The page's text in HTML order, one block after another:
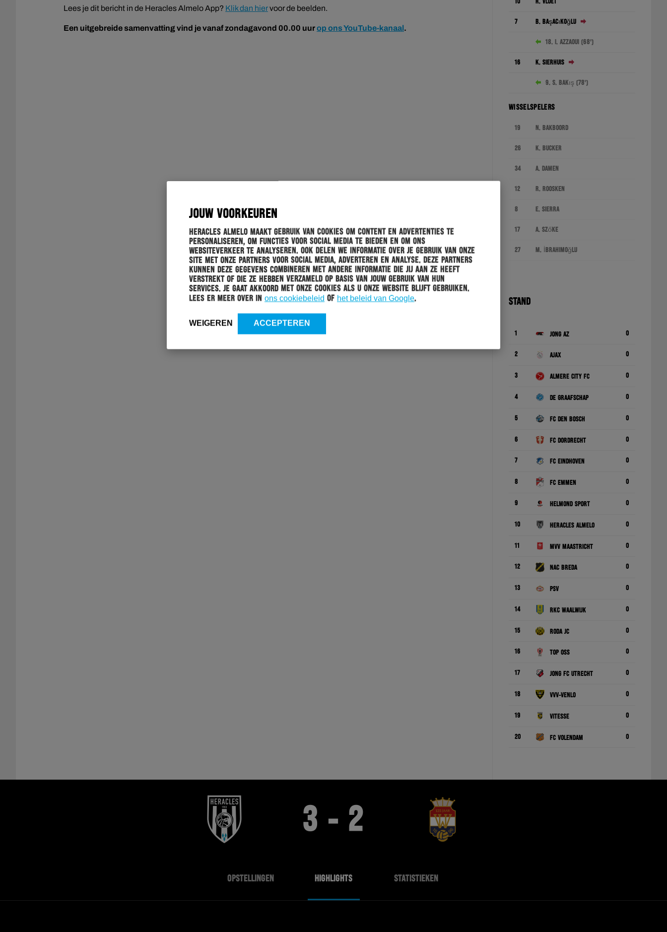
JOUW VOORKEUREN
Heracles Almelo maakt gebruik van cookies om content en advertenties te
personaliseren, om functies voor social media te bieden en om ons
websiteverkeer te analyseren. Ook delen we informatie over je gebruik van onze
site met onze partners voor social media, adverteren en analyse. Deze partners
kunnen deze gegevens combineren met andere informatie die jij aan ze heeft
verstrekt of die ze hebben verzameld op basis van jouw gebruik van hun
services. Je gaat akkoord met onze cookies als u onze website blijft gebruiken.
Lees er meer over in ons cookiebeleid of het beleid van Google.
WEIGEREN ACCEPTEREN
Lees je dit bericht in de Heracles Almelo App? Klik dan hiervoor de beelden.
Een uitgebreide samenvatting vind je vanaf zondagavond 00.00 uurop ons YouTube-kanaal.
7 B. Başaçıkoğlu
18. I. Azzaoui (68')
16 K. Sierhuis
9. S. Bakış (78')
WISSELSPELERS
19 N. Bakboord
26 K. Bucker
34 A. Damen
12 R. Roosken
8 E. Sierra
17 A. Szőke
27 M. İbrahimoğlu
STAND
1 Jong AZ 0
2 Ajax 0
3 Almere City FC 0
4 De Graafschap 0
5 FC Den Bosch 0
6 FC Dordrecht 0
7 FC Eindhoven 0
8 FC Emmen 0
9 Helmond Sport 0
10 Heracles Almelo 0
11 MVV Maastricht 0
12 NAC Breda 0
13 PSV 0
14 RKC Waalwijk 0
15 Roda JC 0
16 TOP Oss 0
17 Jong FC Utrecht 0
18 VVV-Venlo 0
19 Vitesse 0
20 FC Volendam 0
3 - 2
OPSTELLINGEN HIGHLIGHTS STATISTIEKEN